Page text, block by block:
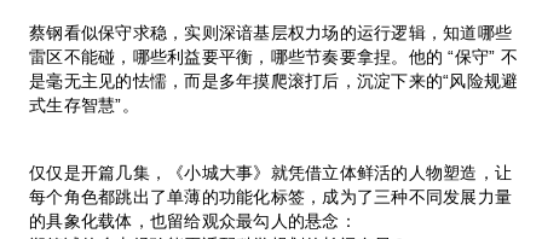
蔡钢看似保守求稳，实则深谙基层权力场的运行逻辑，知道哪些
雷区不能碰，哪些利益要平衡，哪些节奏要拿捏。他的 “保守” 不
是毫无主见的怯懦，而是多年摸爬滚打后，沉淀下来的“风险规避
式生存智慧”。
仅仅是开篇几集，《小城大事》就凭借立体鲜活的人物塑造，让
每个角色都跳出了单薄的功能化标签，成为了三种不同发展力量
的具象化载体，也留给观众最勾人的悬念：